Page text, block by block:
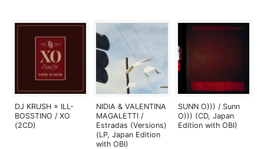
DJ KRUSH × ILL-
BOSSTINO / XO
(2CD)
NIDIA & VALENTINA
MAGALETTI /
Estradas (Versions)
(LP, Japan Edition
with OBI)
SUNN O))) / Sunn
O))) (CD, Japan
Edition with OBI)